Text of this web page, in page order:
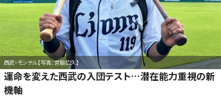
西武・モンテル【写真：宮脇広久】
運命を変えた西武の入団テスト…潜在能力重視の新
機軸